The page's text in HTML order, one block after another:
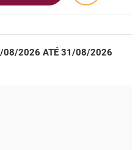
08/2026 ATÉ 31/08/2026